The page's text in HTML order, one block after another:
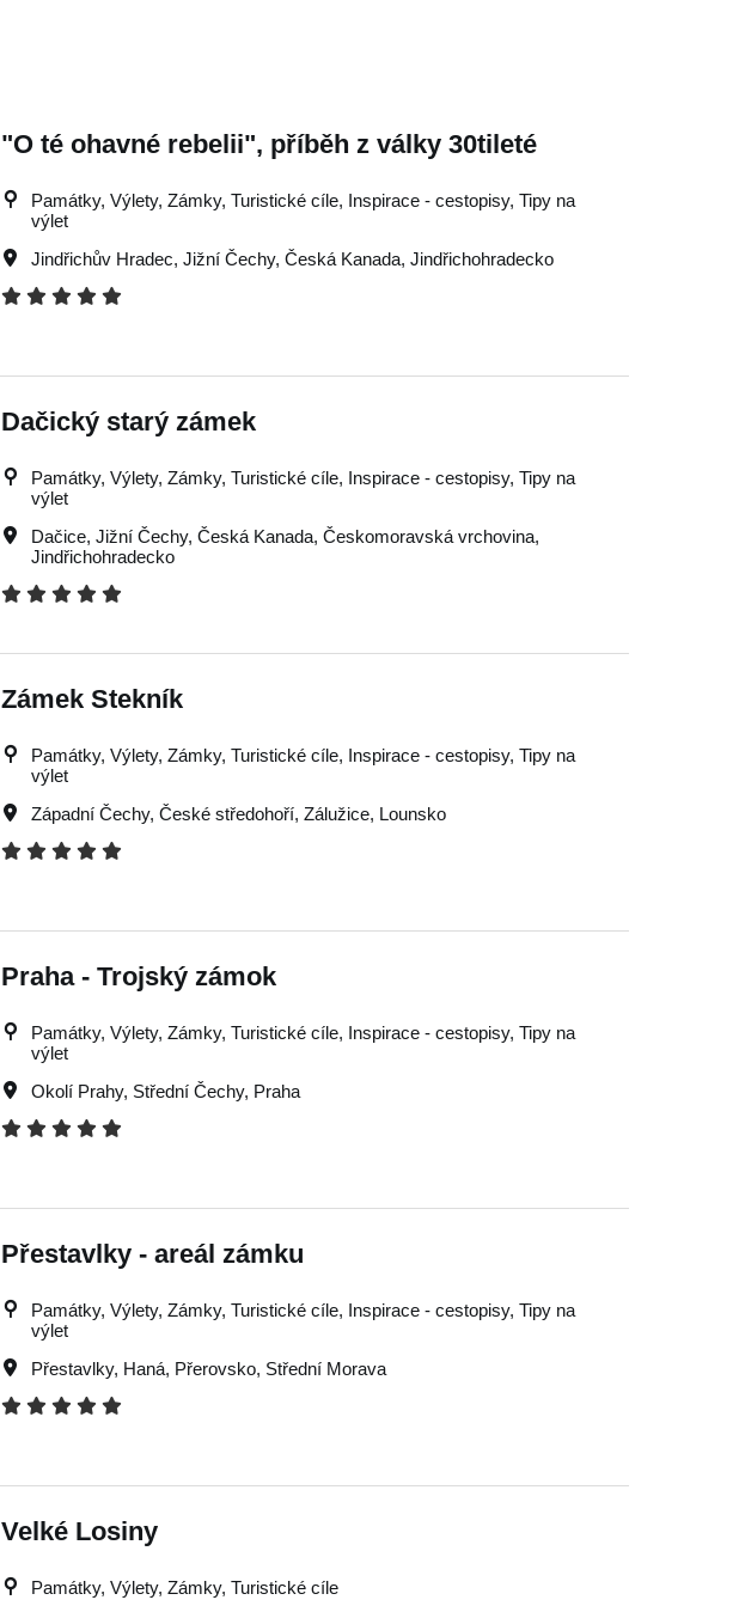
"O té ohavné rebelii", příběh z války 30tileté
Památky, Výlety, Zámky, Turistické cíle, Inspirace - cestopisy, Tipy na
výlet
Jindřichův Hradec,Jižní Čechy,Česká Kanada,Jindřichohradecko
Dačický starý zámek
Památky, Výlety, Zámky, Turistické cíle, Inspirace - cestopisy, Tipy na
výlet
Dačice,Jižní Čechy,Česká Kanada,Českomoravská vrchovina,
Jindřichohradecko
Zámek Stekník
Památky, Výlety, Zámky, Turistické cíle, Inspirace - cestopisy, Tipy na
výlet
Západní Čechy,České středohoří,Zálužice, Lounsko
Praha - Trojský zámok
Památky, Výlety, Zámky, Turistické cíle, Inspirace - cestopisy, Tipy na
výlet
Okolí Prahy, Střední Čechy, Praha
Přestavlky - areál zámku
Památky, Výlety, Zámky, Turistické cíle, Inspirace - cestopisy, Tipy na
výlet
Přestavlky, Haná, Přerovsko, Střední Morava
Velké Losiny
Památky, Výlety, Zámky, Turistické cíle